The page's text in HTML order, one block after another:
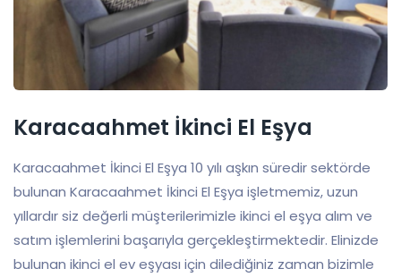
Karacaahmet İkinci El Eşya
Karacaahmet İkinci El Eşya 10 yılı aşkın süredir sektörde
bulunan Karacaahmet İkinci El Eşya işletmemiz, uzun
yıllardır siz değerli müşterilerimizle ikinci el eşya alım ve
satım işlemlerini başarıyla gerçekleştirmektedir. Elinizde
bulunan ikinci el ev eşyası için dilediğiniz zaman bizimle